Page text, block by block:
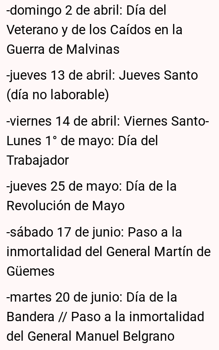
-domingo 2 de abril: Día del
Veterano y de los Caídos en la
Guerra de Malvinas
-jueves 13 de abril: Jueves Santo
(día no laborable)
-viernes 14 de abril: Viernes Santo-
Lunes 1° de mayo: Día del
Trabajador
-jueves 25 de mayo: Día de la
Revolución de Mayo
-sábado 17 de junio: Paso a la
inmortalidad del General Martín de
Güemes
-martes 20 de junio: Día de la
Bandera // Paso a la inmortalidad
del General Manuel Belgrano